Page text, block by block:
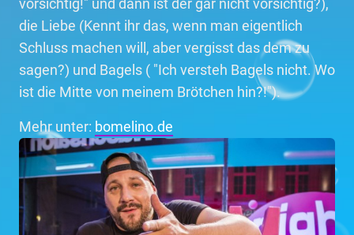
vorsichtig!" und dann ist der gar nicht vorsichtig?),
die Liebe (Kennt ihr das, wenn man eigentlich
Schluss machen will, aber vergisst das dem zu
sagen?) und Bagels ( "Ich versteh Bagels nicht. Wo
ist die Mitte von meinem Brötchen hin?!").
Mehr unter: bomelino.de